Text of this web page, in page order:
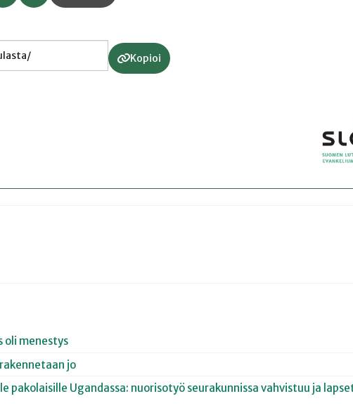
Kopioi
oli menestys
jo
pakolaisille Ugandassa: nuorisotyö seurakunnissa vahvistuu ja